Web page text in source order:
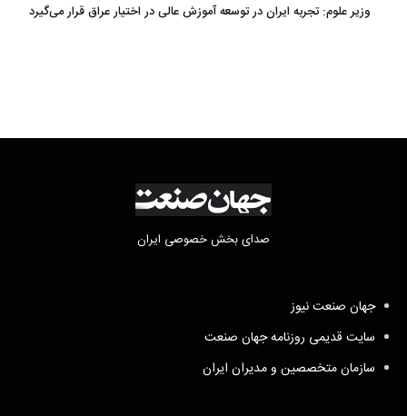
وزیر علوم: تجربه ایران در توسعه آموزش عالی در اختیار عراق قرار می‌گیرد
صدای بخش خصوصی ایران
جهان صنعت نیوز
سایت قدیمی روزنامه جهان صنعت
سازمان متخصصین و مدیران ایران